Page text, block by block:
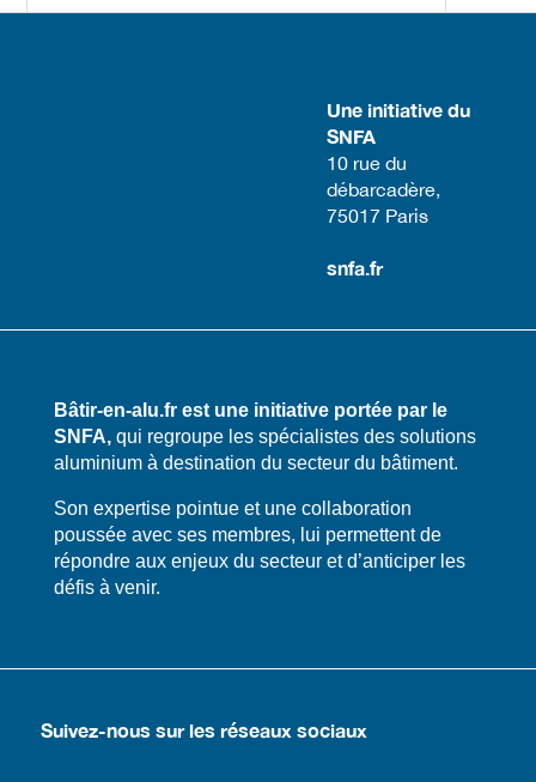
Une initiative du
SNFA
​10 rue du
débarcadère,
75017 Paris​
snfa.fr
Bâtir-en-alu.fr est une initiative portée par le
SNFA,qui regroupe les spécialistes des solutions
aluminium à destination du secteur du bâtiment.
​​Son expertise pointue et une collaboration
poussée avec ses membres, lui permettent de
répondre aux enjeux du secteur et d’anticiper les
défis à venir.
Suivez-nous sur les réseaux sociaux